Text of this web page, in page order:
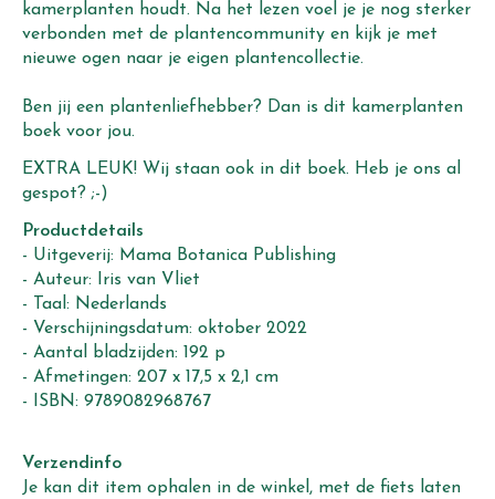
kamerplanten houdt. Na het lezen voel je je nog sterker
verbonden met de plantencommunity en kijk je met
nieuwe ogen naar je eigen plantencollectie.
Ben jij een plantenliefhebber? Dan is dit kamerplanten
boek voor jou.
EXTRA LEUK! Wij staan ook in dit boek. Heb je ons al
gespot? ;-)
Productdetails
- Uitgeverij: Mama Botanica Publishing
- Auteur: Iris van Vliet
- Taal: Nederlands
- Verschijningsdatum: oktober 2022
- Aantal bladzijden: 192 p
- Afmetingen: 207 x 17,5 x 2,1 cm
- ISBN: 9789082968767
Verzendinfo
Je kan dit item ophalen in de winkel, met de fiets laten